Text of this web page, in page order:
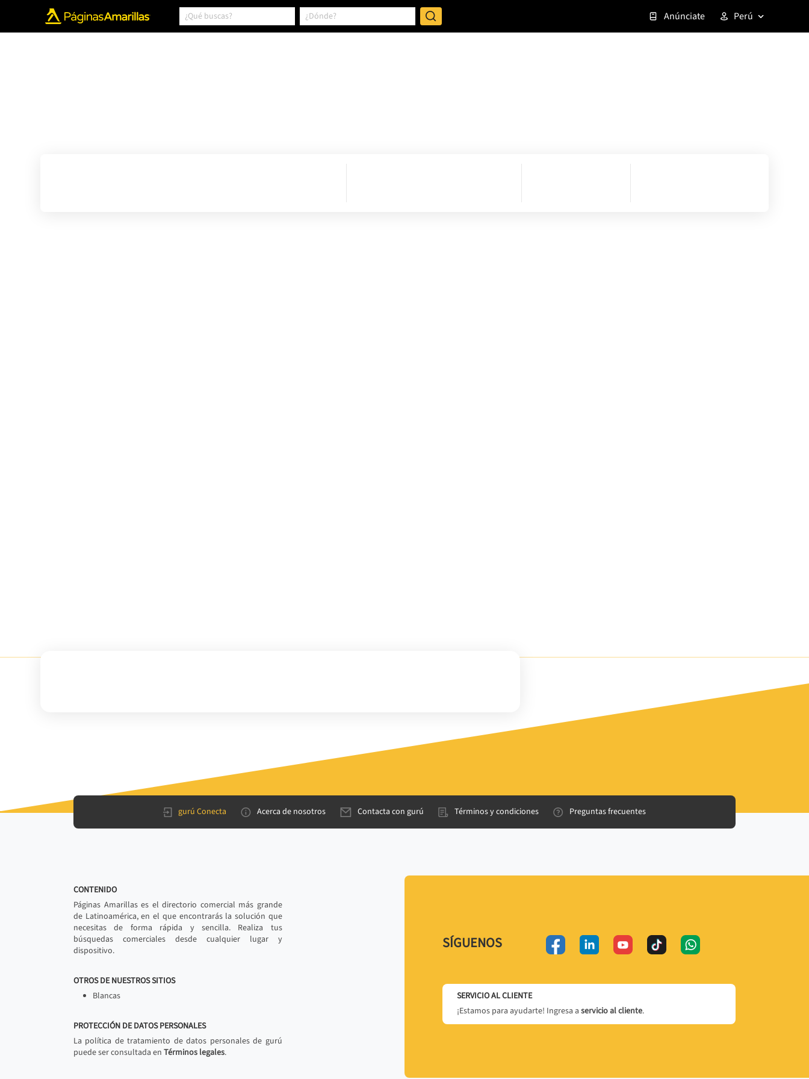
Anúnciate Perú
gurú Conecta Acerca de nosotros Contacta con gurú Términos y condiciones Preguntas frecuentes
CONTENIDO
Páginas Amarillas es el directorio comercial más grande
de Latinoamérica, en el que encontrarás la solución que
necesitas de forma rápida y sencilla. Realiza tus
búsquedas comerciales desde cualquier lugar y
dispositivo.
OTROS DE NUESTROS SITIOS
Blancas
PROTECCIÓN DE DATOS PERSONALES
La política de tratamiento de datos personales de gurú
puede ser consultada en Términos legales.
SÍGUENOS
SERVICIO AL CLIENTE
¡Estamos para ayudarte! Ingresa a servicio al cliente.